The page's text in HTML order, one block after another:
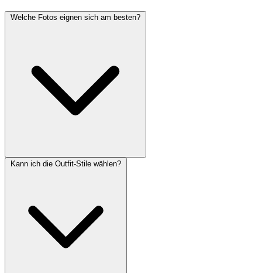
Welche Fotos eignen sich am besten?
Kann ich die Outfit-Stile wählen?